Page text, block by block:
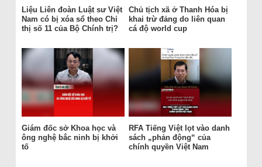
Liệu Liên đoàn Luật sư Việt
Nam có bị xóa sổ theo Chỉ
thị số 11 của Bộ Chính trị?
Chủ tịch xã ở Thanh Hóa bị
khai trừ đảng do liên quan
cá độ world cup
Giám đốc sở Khoa học và
ông nghệ bắc ninh bị khởi
tố
RFA Tiếng Việt lọt vào danh
sách „phản động“ của
chính quyền Việt Nam